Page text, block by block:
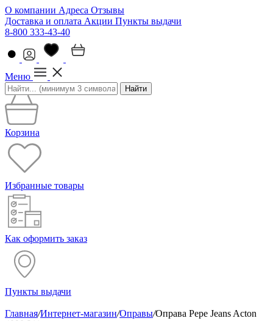
О компании Адреса Отзывы
Доставка и оплата Акции Пункты выдачи
8-800 333-43-40
Меню
Найти
Корзина
Избранные товары
Как оформить заказ
Пункты выдачи
Главная/Интернет-магазин/Оправы/Оправа Pepe Jeans Acton